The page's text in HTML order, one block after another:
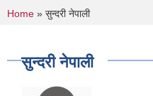
You are here
Home » सुन्दरी नेपाली
सुन्दरी नेपाली